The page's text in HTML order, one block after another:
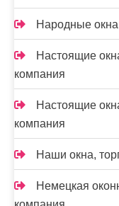
Народные
Настоящие
компания
Настоящие
компания
Наши окна,
Немецкая